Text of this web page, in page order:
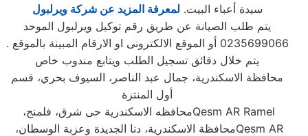
سيدة أعباء البيت. لمعرفة المزيد عن شركة ويرلبول
يتم طلب الصيانة عن طريق رقم توكيل ويرلبول الموحد
0235699066 أو الموقع الالكترونى او الارقام المبينة بالموقع .
يتم خلال دقائق تسجيل الطلب ويتابع مندوب خاص
محافظة الاسكندرية، جمال عبد الناصر، السيوف بحري، قسم
أول المنتزة
محافظه الاسكندرية حى شرق، فلمنج،Qesm AR Ramel
محافظة الاسكندرية، دنا الجديدة وعزبة الوسطان،Qesm AR